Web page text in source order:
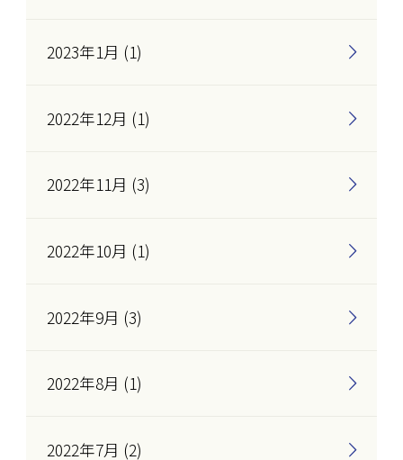
2023年1月 (1)
2022年12月 (1)
2022年11月 (3)
2022年10月 (1)
2022年9月 (3)
2022年8月 (1)
2022年7月 (2)